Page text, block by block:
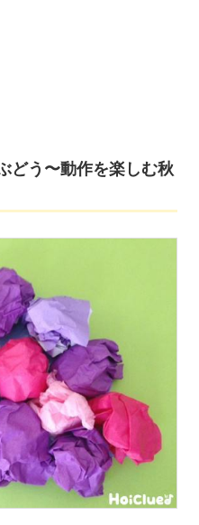
どう〜動作を楽しむ秋